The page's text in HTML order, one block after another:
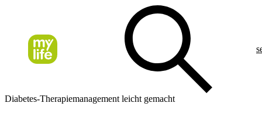
Diabetes-Therapiemanagement leicht gemacht